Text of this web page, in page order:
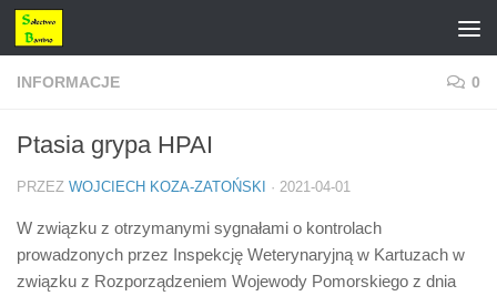
Przejdź do treści
INFORMACJE 0
Ptasia grypa HPAI
PRZEZ WOJCIECH KOZA-ZATOŃSKI · 2021-04-01
W związku z otrzymanymi sygnałami o kontrolach
prowadzonych przez Inspekcję Weterynaryjną w Kartuzach w
związku z Rozporządzeniem Wojewody Pomorskiego z dnia